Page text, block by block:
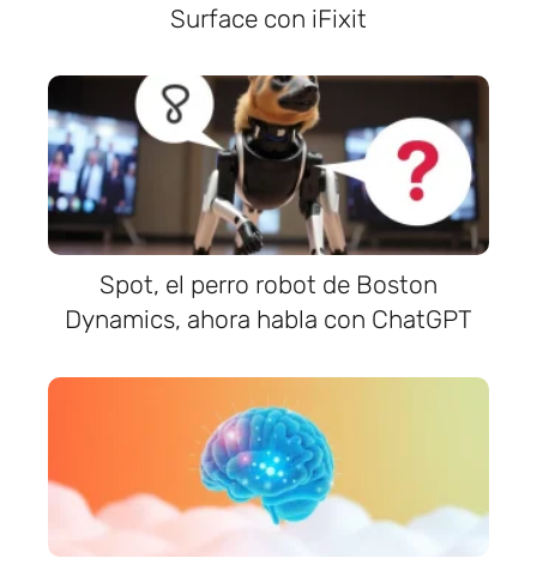
Surface con iFixit
Spot, el perro robot de Boston
Dynamics, ahora habla con ChatGPT